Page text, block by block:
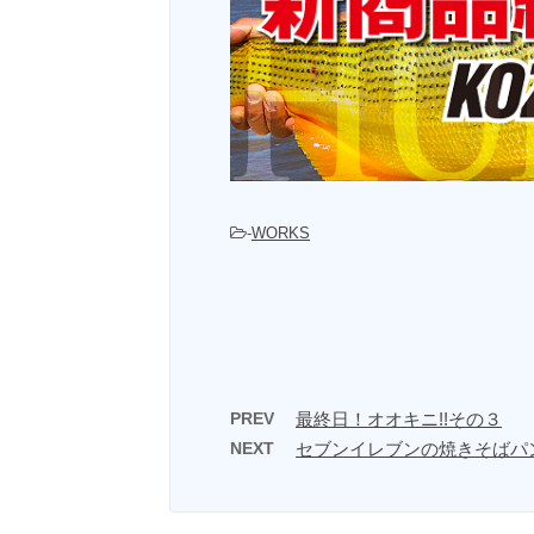
-WORKS
PREV 最終日！オオキニ!!その３
NEXT セブンイレブンの焼きそばパ